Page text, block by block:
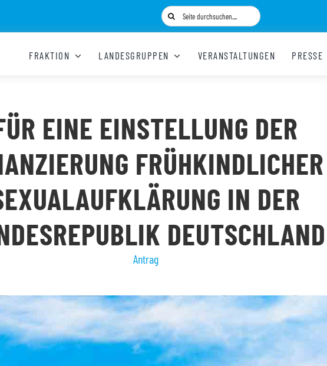
Suche
nach:
FRAKTION LANDESGRUPPEN VERANSTALTUNGEN PRESSE
EINE EINSTELLUNG DER
FRÜHKINDLICHER
IN DER
DEUTSCHLAND
Antrag